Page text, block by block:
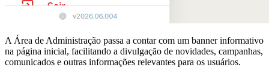
A Área de Administração passa a contar com um banner informativo
na página inicial, facilitando a divulgação de novidades, campanhas,
comunicados e outras informações relevantes para os usuários.